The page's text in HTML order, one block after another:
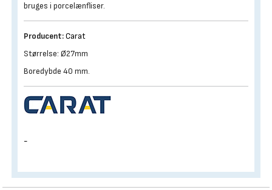
bruges i porcelænfliser.
Producent:Carat
Størrelse: Ø27mm
Boredybde 40 mm.
-